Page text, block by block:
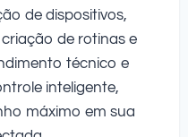
de dispositivos,
de rotinas e
técnico e
inteligente,
máximo em sua